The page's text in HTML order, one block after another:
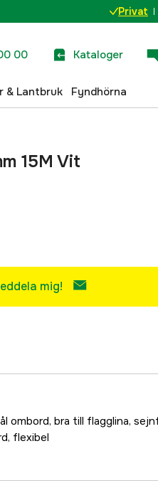
Privat
00 Kataloger
& Lantbruk Fyndhörna
15M Vit
mig!
ombord, bra till flagglina,
flexibel